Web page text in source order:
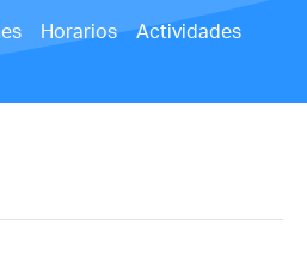
Horarios
Actividades